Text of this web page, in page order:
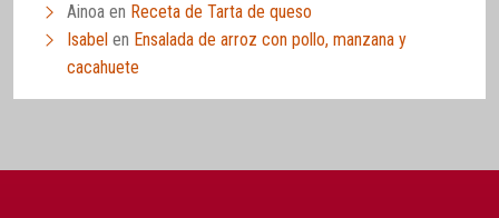
Ainoa en Receta de Tarta de queso
Isabel en Ensalada de arroz con pollo, manzana y
cacahuete